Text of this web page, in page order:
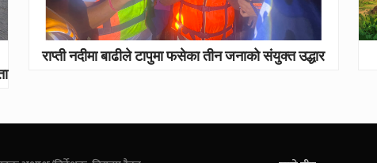
राप्ती नदीमा बाढीले टापुमा फसेका तीन जनाको संयुक्त उद्धार